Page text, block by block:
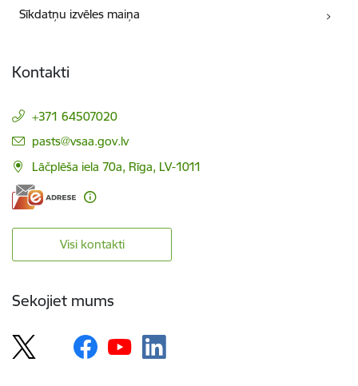
Sīkdatņu izvēles maiņa
Kontakti
+371 64507020
E-pasts:
pasts@vsaa.gov.lv
Lāčplēša iela 70a, Rīga, LV-1011
Visi kontakti
Sekojiet mums